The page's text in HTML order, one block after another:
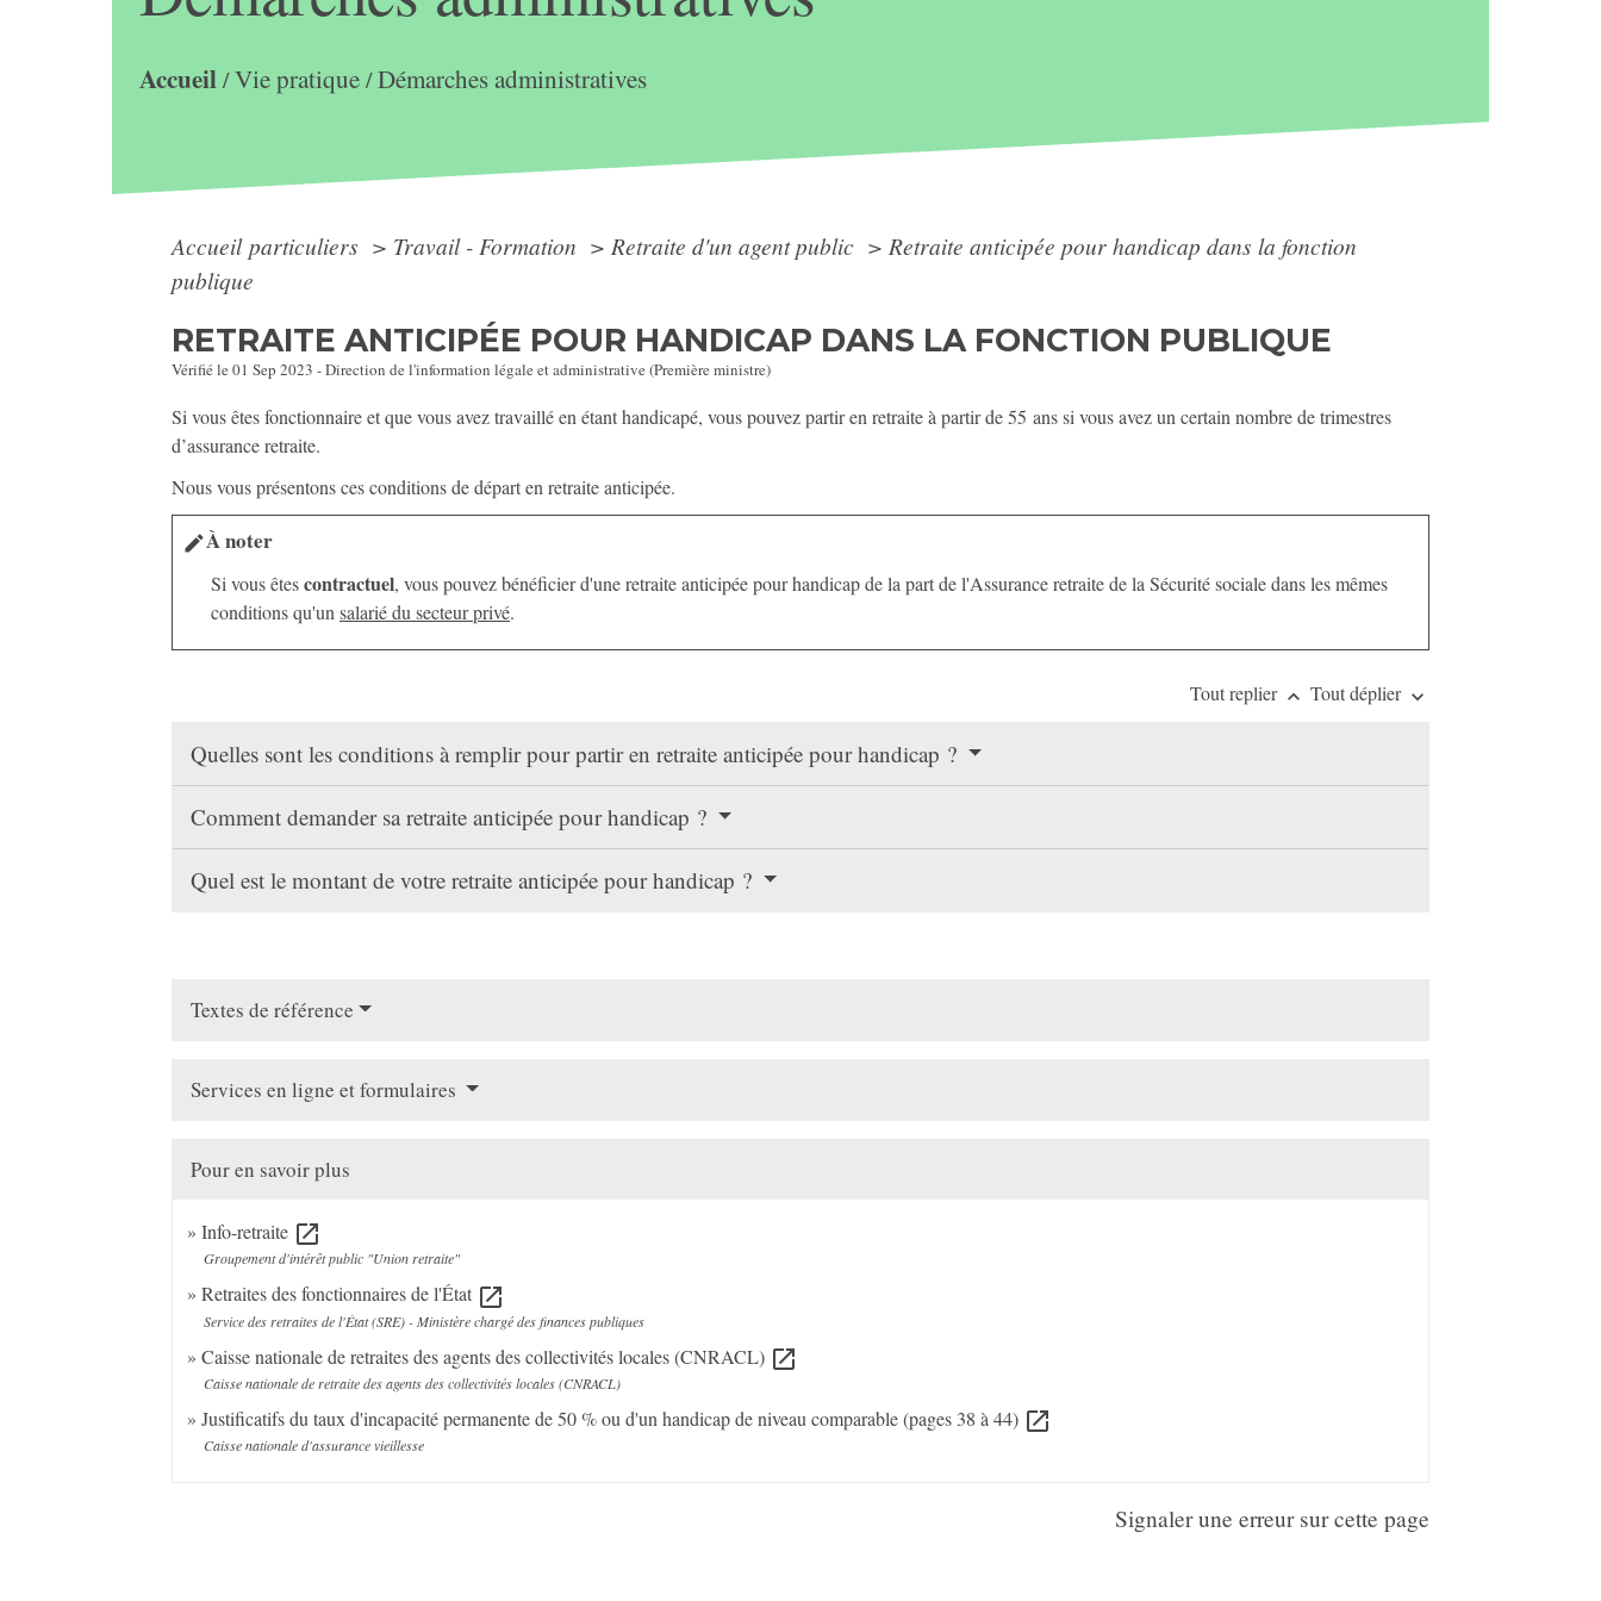
Accueil/Vie pratique/Démarches administratives
Accueil particuliers > Travail - Formation > Retraite d'un agent public > Retraite anticipée pour handicap dans la fonction
publique
RETRAITE ANTICIPÉE POUR HANDICAP DANS LA FONCTION PUBLIQUE
Vérifié le 01 Sep 2023 - Direction de l'information légale et administrative (Première ministre)
Si vous êtes fonctionnaire et que vous avez travaillé en étant handicapé, vous pouvez partir en retraite à partir de 55 ans si vous avez un certain nombre de trimestres
d’assurance retraite.
Nous vous présentons ces conditions de départ en retraite anticipée.
editÀ noter
Si vous êtescontractuel, vous pouvez bénéficier d'une retraite anticipée pour handicap de la part de l'Assurance retraite de la Sécurité sociale dans les mêmes
conditions qu'unsalarié du secteur privé.
Tout replier keyboard_arrow_up Tout déplier keyboard_arrow_down
Quelles sont les conditions à remplir pour partir en retraite anticipée pour handicap ?
Comment demander sa retraite anticipée pour handicap ?
Quel est le montant de votre retraite anticipée pour handicap ?
Textes de référence
Services en ligne et formulaires
Pour en savoir plus
Info-retraite open_in_new
Groupement d'intérêt public "Union retraite"
Retraites des fonctionnaires de l'État open_in_new
Service des retraites de l'État (SRE) - Ministère chargé des finances publiques
Caisse nationale de retraites des agents des collectivités locales (CNRACL) open_in_new
Caisse nationale de retraite des agents des collectivités locales (CNRACL)
Justificatifs du taux d'incapacité permanente de 50 % ou d'un handicap de niveau comparable (pages 38 à 44) open_in_new
Caisse nationale d'assurance vieillesse
Signaler une erreur sur cette page